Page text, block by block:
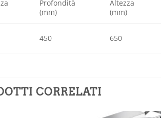
Profondità
(mm)
Altezza
(mm)
450 650
CORRELATI